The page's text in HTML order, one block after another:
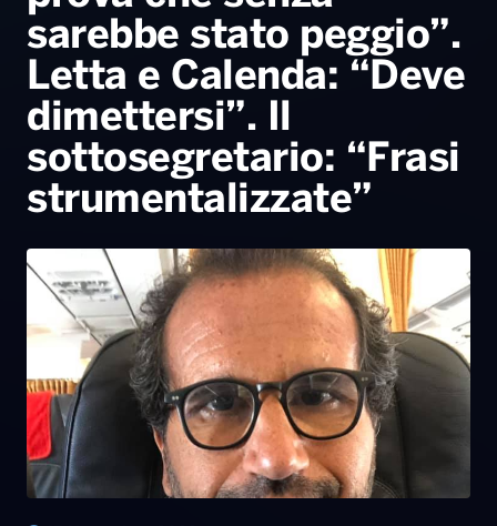
Leggerissime
Speciale Astrabilia 2026
Gallery
sarebbe stato peggio”.
Letta e Calenda: “Deve
dimettersi”. Il
sottosegretario: “Frasi
strumentalizzate”